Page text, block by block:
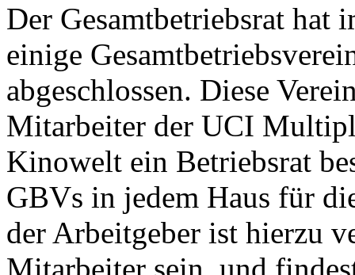
Der Gesamtbetriebsrat hat
einige
abgeschlossen. Diese
Mitarbeiter der UCI
Kinowelt ein Betriebsrat
GBVs in jedem Haus für
der Arbeitgeber ist hierzu
Mitarbeiter sein, und